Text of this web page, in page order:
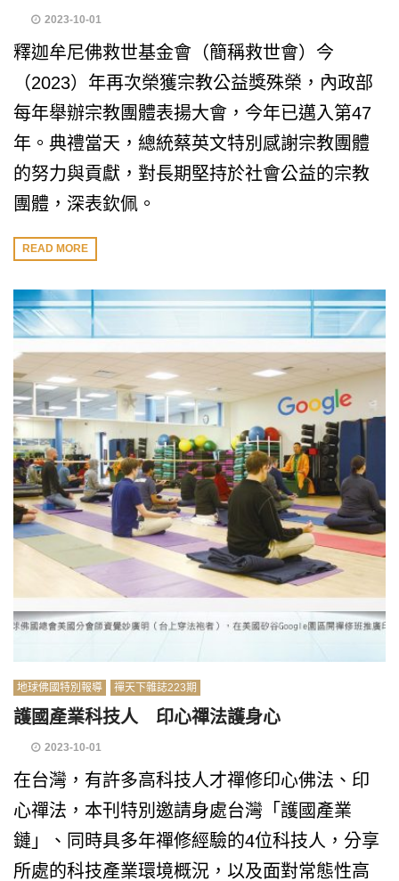
2023-10-01
釋迦牟尼佛救世基金會（簡稱救世會）今
（2023）年再次榮獲宗教公益獎殊榮，內政部
每年舉辦宗教團體表揚大會，今年已邁入第47
年。典禮當天，總統蔡英文特別感謝宗教團體
的努力與貢獻，對長期堅持於社會公益的宗教
團體，深表欽佩。
READ MORE
地球佛國特別報導 禪天下雜誌223期
護國產業科技人 印心禪法護身心
2023-10-01
在台灣，有許多高科技人才禪修印心佛法、印
心禪法，本刊特別邀請身處台灣「護國產業
鏈」、同時具多年禪修經驗的4位科技人，分享
所處的科技產業環境概況，以及面對常態性高